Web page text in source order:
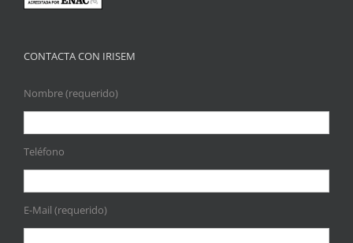
CONTACTA CON IRISEM
Nombre (requerido)
Teléfono
E-Mail (requerido)